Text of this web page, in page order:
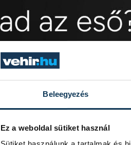
Beleegyezés
Ez a weboldal sütiket használ